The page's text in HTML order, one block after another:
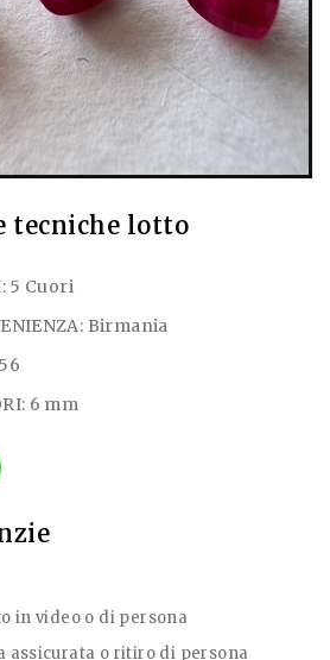
tecniche lotto
5 Cuori
Birmania
6 mm
in video o di persona
assicurata o ritiro di persona